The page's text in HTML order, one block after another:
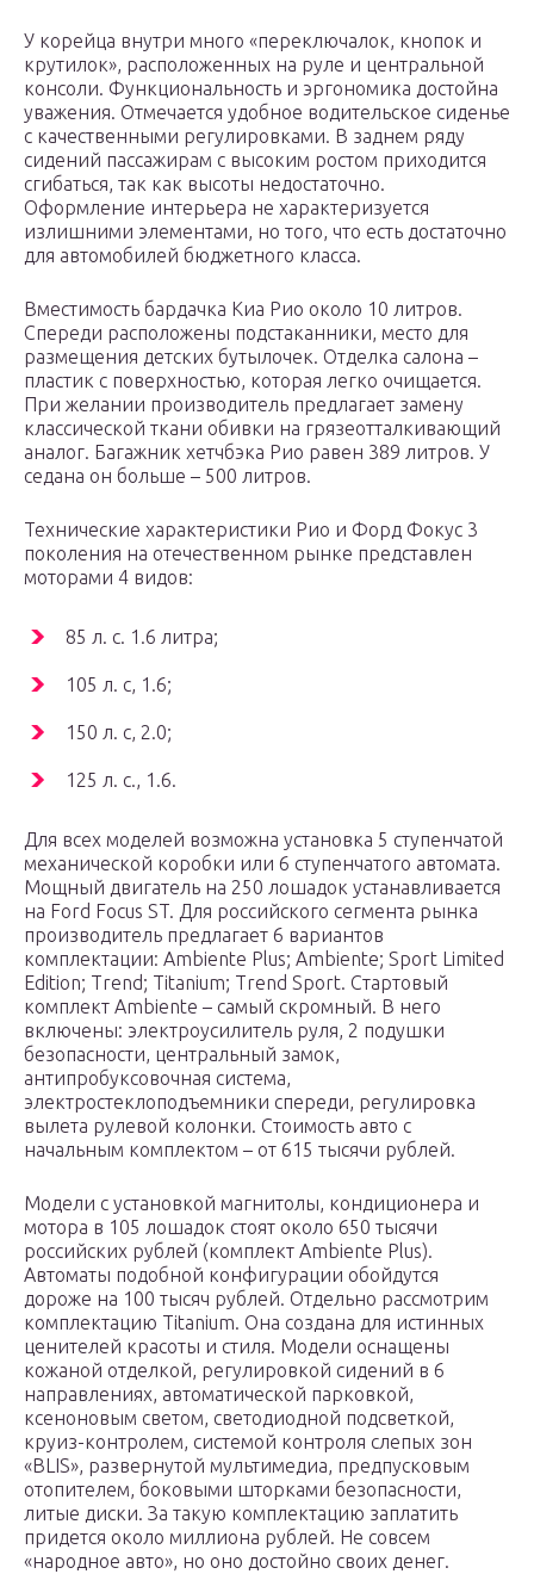
У корейца внутри много «переключалок, кнопок и
крутилок», расположенных на руле и центральной
консоли. Функциональность и эргономика достойна
уважения. Отмечается удобное водительское сиденье
с качественными регулировками. В заднем ряду
сидений пассажирам с высоким ростом приходится
сгибаться, так как высоты недостаточно.
Оформление интерьера не характеризуется
излишними элементами, но того, что есть достаточно
для автомобилей бюджетного класса.
Вместимость бардачка Киа Рио около 10 литров.
Спереди расположены подстаканники, место для
размещения детских бутылочек. Отделка салона –
пластик с поверхностью, которая легко очищается.
При желании производитель предлагает замену
классической ткани обивки на грязеотталкивающий
аналог. Багажник хетчбэка Рио равен 389 литров. У
седана он больше – 500 литров.
Технические характеристики Рио и Форд Фокус 3
поколения на отечественном рынке представлен
моторами 4 видов:
85 л. с. 1.6 литра;
105 л. с, 1.6;
150 л. с, 2.0;
125 л. с., 1.6.
Для всех моделей возможна установка 5 ступенчатой
механической коробки или 6 ступенчатого автомата.
Мощный двигатель на 250 лошадок устанавливается
на Ford Focus ST. Для российского сегмента рынка
производитель предлагает 6 вариантов
комплектации: Ambiente Plus; Ambiente; Sport Limited
Edition; Trend; Titanium; Trend Sport. Стартовый
комплект Ambiente – самый скромный. В него
включены: электроусилитель руля, 2 подушки
безопасности, центральный замок,
антипробуксовочная система,
электростеклоподъемники спереди, регулировка
вылета рулевой колонки. Стоимость авто с
начальным комплектом – от 615 тысячи рублей.
Модели с установкой магнитолы, кондиционера и
мотора в 105 лошадок стоят около 650 тысячи
российских рублей (комплект Ambiente Plus).
Автоматы подобной конфигурации обойдутся
дороже на 100 тысяч рублей. Отдельно рассмотрим
комплектацию Titanium. Она создана для истинных
ценителей красоты и стиля. Модели оснащены
кожаной отделкой, регулировкой сидений в 6
направлениях, автоматической парковкой,
ксеноновым светом, светодиодной подсветкой,
круиз-контролем, системой контроля слепых зон
«BLIS», развернутой мультимедиа, предпусковым
отопителем, боковыми шторками безопасности,
литые диски. За такую комплектацию заплатить
придется около миллиона рублей. Не совсем
«народное авто», но оно достойно своих денег.